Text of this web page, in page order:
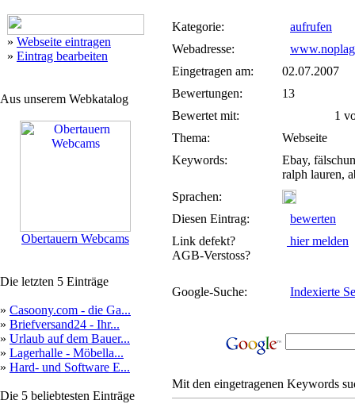
» Webseite eintragen
» Eintrag bearbeiten
Aus unserem Webkatalog
Obertauern Webcams
Die letzten 5 Einträge
» Casoony.com - die Ga...
» Briefversand24 - Ihr...
» Urlaub auf dem Bauer...
» Lagerhalle - Möbella...
» Hard- und Software E...
Die 5 beliebtesten Einträge
Kategorie:
aufrufen
Webadresse:
Eingetragen am:
02.07.2007
Bewertungen:
13
Bewertet mit:
1
Thema:
Webseite
Keywords:
Ebay,
ralph lauren,
Sprachen:
Diesen Eintrag:
bewerten
Link defekt?
AGB-Verstoss?
hier melden
Google-Suche: Indexierte
Mit den eingetragenen Keywords